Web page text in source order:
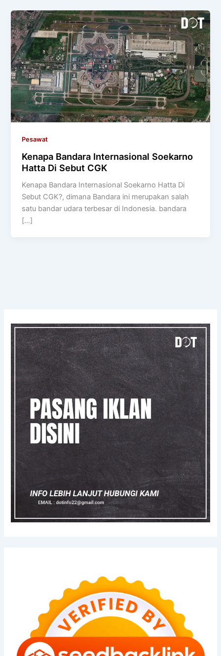
Pesawat
Kenapa Bandara Internasional Soekarno
Hatta Di Sebut CGK
Kenapa Bandara Internasional Soekarno Hatta Di
Sebut CGK?, dimana Bandara ini merupakan salah
satu bandar udara terbesar di Indonesia. bandara
[…]